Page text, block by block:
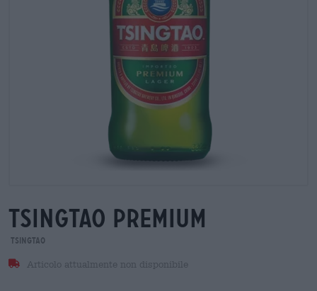
tsingtao premium
Tsingtao
Articolo attualmente non disponibile